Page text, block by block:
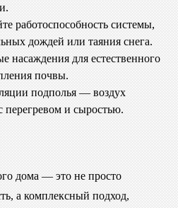
работоспособность системы,
дождей или таяния снега.
насаждения для естественного
почвы.
подполья — воздух
перегревом и сыростью.
дома — это не просто
а комплексный подход,